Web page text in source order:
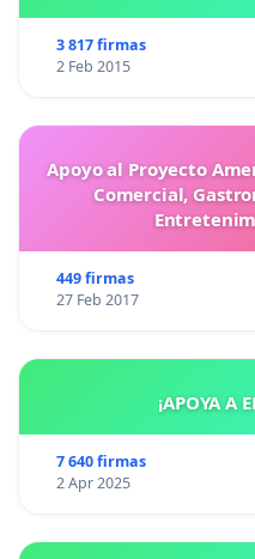
3 817 firmas
2 Feb 2015
Apoyo al Proyecto
Comercial,
449 firmas
27 Feb 2017
¡APOYA A
7 640 firmas
2 Apr 2025